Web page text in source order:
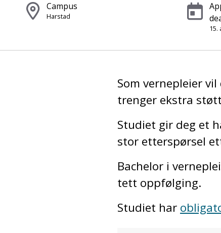
Campus
Harstad
15.
Som vernepleier
trenger ekstra
Studiet gir deg et
stor etterspørsel
Bachelor i
tett oppfølging.
Studiet har